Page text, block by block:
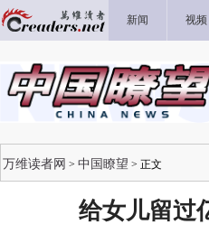
新闻 视频
万维读者网 > 中国瞭望 > 正文
给女儿留过